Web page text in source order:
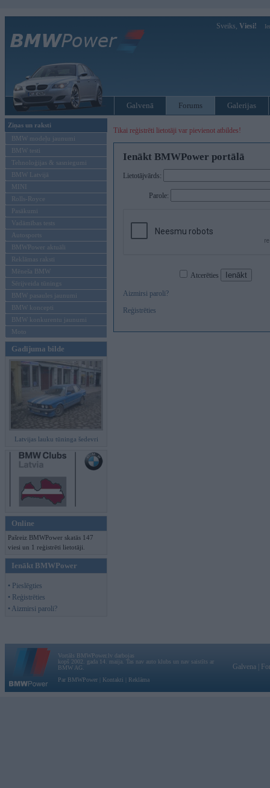
Sveiks, Viesi!
Galvenā Forums Galerijas
Ziņas un raksti
BMW modeļu jaunumi
BMW testi
Tehnoloģijas & sasniegumi
BMW Latvijā
MINI
Rolls-Royce
Pasākumi
Vadāmības tests
Autosports
BMWPower aktuāli
Reklāmas raksti
Mēneša BMW
Sērijveida tūnings
BMW pasaules jaunumi
BMW koncepti
BMW konkurentu jaunumi
Moto
Gadījuma bilde
Latvijas lauku tūninga šedevri
Online
Pašreiz BMWPower skatās 147
viesi un 1 reģistrēti lietotāji.
Ienākt BMWPower
• Pieslēgties
• Reģistrēties
• Aizmirsi paroli?
Tikai reģistrēti lietotāji var pievienot atbildes!
Ienākt BMWPower portālā
Lietotājvārds:
Parole:
Atcerēties
Aizmirsi paroli?
Reģistrēties
Vortāls BMWPower.lv darbojas
kopš 2002. gada 14. maija. Tas nav auto klubs un nav saistīts ar
BMW AG.
Par BMWPower
Kontakti Reklāma
Galvena